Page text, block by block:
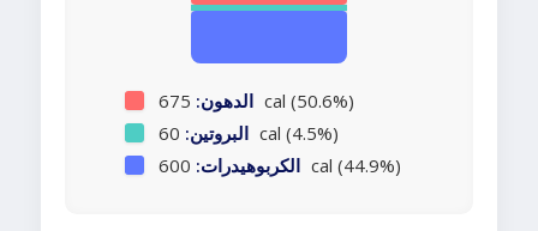
الدهون: 675 cal (50.6%)
البروتين: 60 cal (4.5%)
الكربوهيدرات: 600 cal (44.9%)